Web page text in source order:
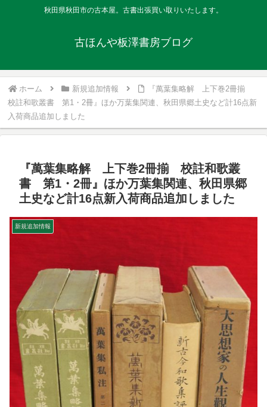
秋田県秋田市の古本屋。古書出張買い取りいたします。
古ほんや板澤書房ブログ
ホーム 新規追加情報
『萬葉集略解 上下巻2冊揃
校註和歌叢書 第1・2冊』ほか万葉集関連、秋田県郷土史など計16点新
入荷商品追加しました
『萬葉集略解 上下巻2冊揃 校註和歌叢
書 第1・2冊』ほか万葉集関連、秋田県郷
土史など計16点新入荷商品追加しました
新規追加情報